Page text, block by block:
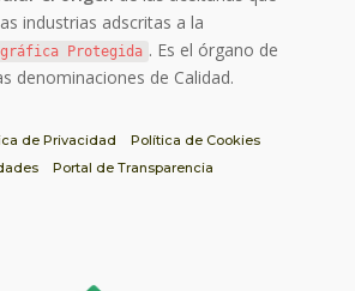
industrias adscritas a la
Protegida . Es el órgano de
denominaciones de Calidad.
de Privacidad
Política de Cookies
Portal de Transparencia